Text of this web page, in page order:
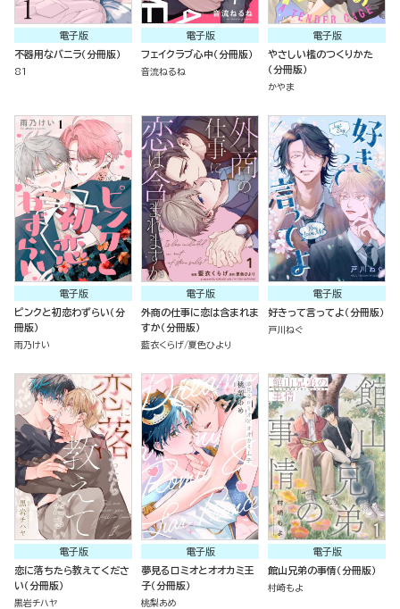
電子版
不器用なバニラ（分冊版）
81
電子版
フェイクラブ心中（分冊版）
音流ねるね
電子版
やさしい檻のつくりかた
（分冊版）
かやま
電子版
ピンクと初恋わずらい（分
冊版）
雨乃けい
電子版
外商の仕事に恋は含まれま
すか（分冊版）
藍衣くらげ 夏色ひより
電子版
好きって言ってよ（分冊版）
戸川ねぐ
電子版
恋に落ちたら教えてくださ
い（分冊版）
黒岩チハヤ
電子版
夢見るロミオとオオカミ王
子（分冊版）
桃梨あめ
電子版
館山兄弟の事情（分冊版）
村崎もよ